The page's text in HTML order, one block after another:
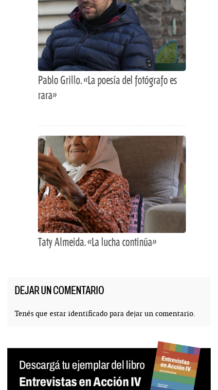
Pablo Grillo. «La poesía del fotógrafo es
rara»
Taty Almeida. «La lucha continúa»
DEJAR UN COMENTARIO
Tenés que estar identificado para dejar un comentario.